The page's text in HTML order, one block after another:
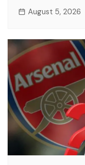
August 5, 2026